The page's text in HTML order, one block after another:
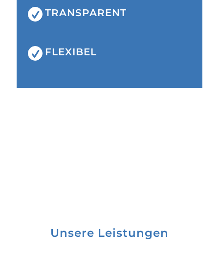
TRANSPARENT
FLEXIBEL
Unsere Leistungen